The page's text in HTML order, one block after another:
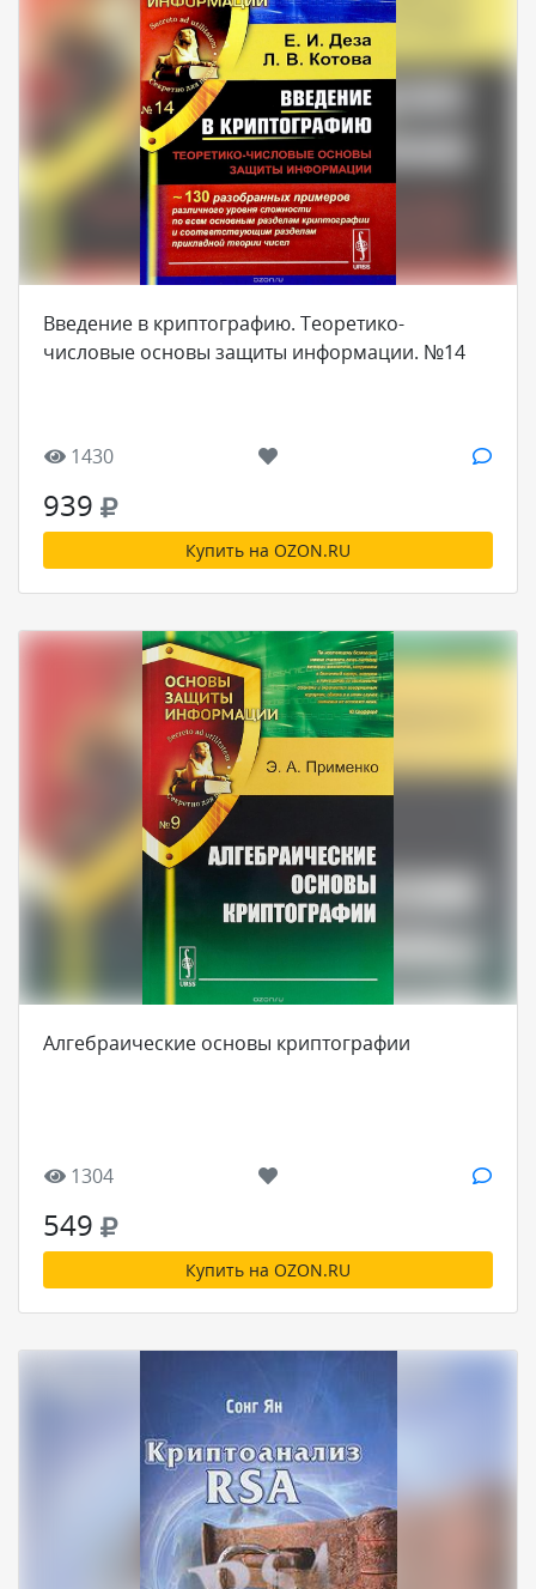
Введение в криптографию. Теоретико-
числовые основы защиты информации. №14
1430
939
Купить на OZON.RU
Алгебраические основы криптографии
1304
549
Купить на OZON.RU